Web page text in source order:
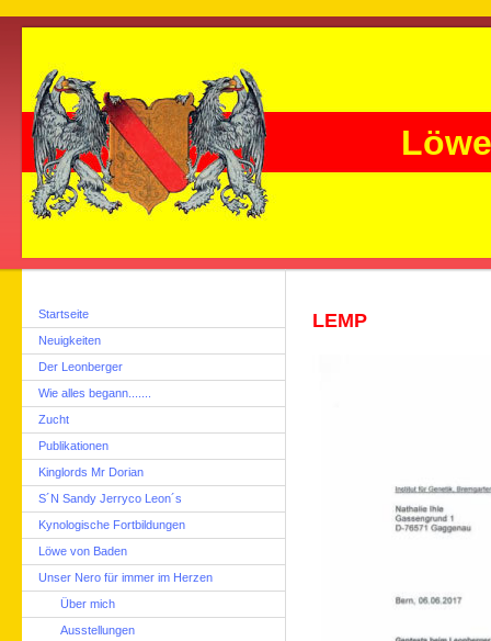
Startseite
Neuigkeiten
Der Leonberger
Wie alles begann.......
Zucht
Publikationen
Kinglords Mr Dorian
S´N Sandy Jerryco Leon´s
Kynologische Fortbildungen
Löwe von Baden
Unser Nero für immer im Herzen
Über mich
Ausstellungen
LEMP